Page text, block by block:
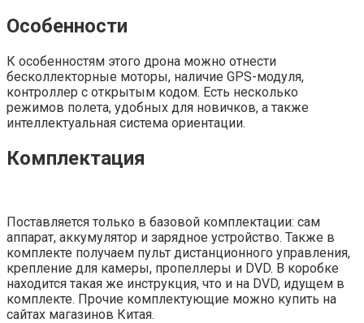
Особенности
К особенностям этого дрона можно отнести
бесколлекторные моторы, наличие GPS-модуля,
контроллер с открытым кодом. Есть несколько
режимов полета, удобных для новичков, а также
интеллектуальная система ориентации.
Комплектация
Поставляется только в базовой комплектации: сам
аппарат, аккумулятор и зарядное устройство. Также в
комплекте получаем пульт дистанционного управления,
крепление для камеры, пропеллеры и DVD. В коробке
находится такая же инструкция, что и на DVD, идущем в
комплекте. Прочие комплектующие можно купить на
сайтах магазинов Китая.